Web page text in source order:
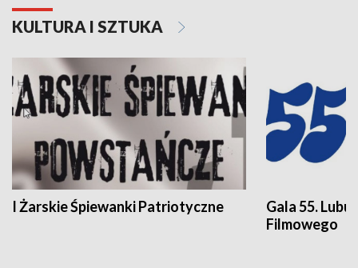
KULTURA I SZTUKA
I Żarskie Śpiewanki Patriotyczne
Gala 55.
Filmowego